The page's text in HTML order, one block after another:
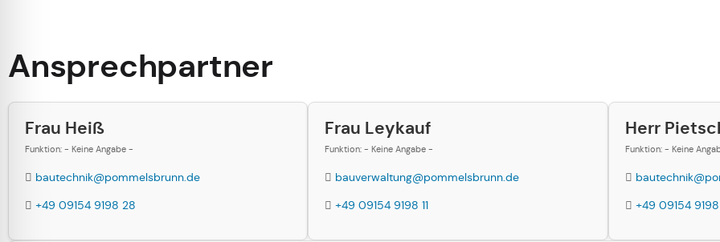
Ansprechpartner
Frau Heiß
Funktion: - Keine Angabe -
bautechnik@pommelsbrunn.de
+49 09154 9198 28
Frau Leykauf
Funktion: - Keine Angabe -
bauverwaltung@pommelsbrunn.de
+49 09154 9198 11
Herr
Funktion: - Keine
+49 09154